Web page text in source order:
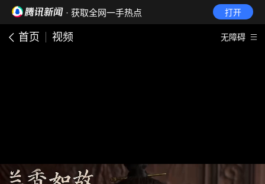
· 获取全网一手热点 打开
首页 视频 无障碍